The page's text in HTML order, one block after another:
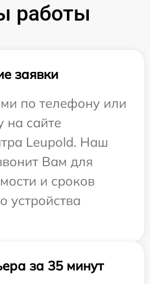
работы
заявки
по телефону или
на сайте
Leupold. Наш
Вам для
и сроков
устройства
за 35 минут